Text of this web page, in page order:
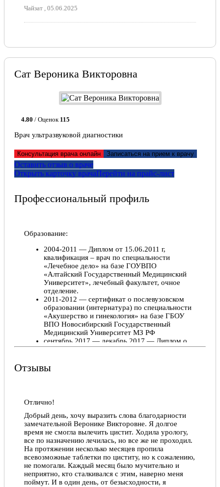
Чайзат , 05.06.2025
Сат Вероника Викторовна
4.80 / Оценок 115
Врач ультразвуковой диагностики
Консультация врача онлайн Записаться на прием к врачу
Оставить отзыв о враче
Открыть карточку врачаПерейти на прайс-лист
Профессиональный профиль
Образование:
2004-2011 — Диплом от 15.06.2011 г,
квалификация – врач по специальности
«Лечебное дело» на базе ГОУВПО
«Алтайский Государственный Медицинский
Университет», лечебный факультет, очное
отделение.
2011-2012 — сертификат о послевузовском
образовании (интернатура) по специальности
«Акушерство и гинекология» на базе ГБОУ
ВПО Новосибирский Государственный
Медицинский Университет МЗ РФ
сентябрь 2017 — декабрь 2017 — Диплом о
профессиональной переподготовке по
на базе ФБГОУ ВПО Новосибирский
Повышение квалификации:
2016 – удостоверение о повышении
квалификации по циклу «Эндокринология в
акушерстве и гинекологии» на базе ФГБОУВО
«Красноярский Государственный
Медицинский Университет имени профессора
В.Ф. Войно-Ясенецкого».
2016 – удостоверение о повышении
квалификации по циклу «Патология шейки
Отзывы
Отлично!
Добрый день, хочу выразить слова благодарности
замечательной Веронике Викторовне. Я долгое
время не смогла вылечить цистит. Ходила урологу,
все по назначению лечилась, но все же не проходил.
На протяжении несколько месяцев пропила
всевозможные таблетки по циститу, но к сожалению,
не помогали. Каждый месяц было мучительно и
неприятно, кто сталкивался с этим, наверно меня
поймут. И в один день, от безысходности, я